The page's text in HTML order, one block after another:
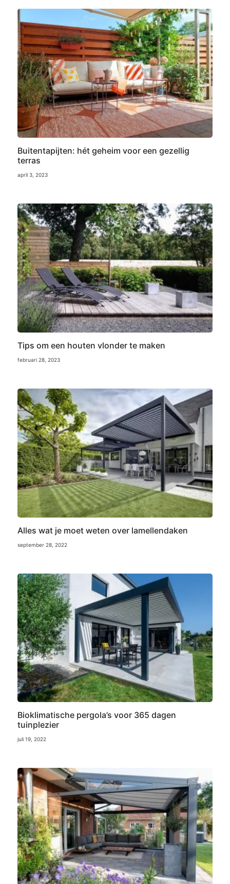
Buitentapijten: hét geheim voor een gezellig
terras
april 3, 2023
Tips om een houten vlonder te maken
februari 28, 2023
Alles wat je moet weten over lamellendaken
september 28, 2022
Bioklimatische pergola’s voor 365 dagen
tuinplezier
juli 19, 2022